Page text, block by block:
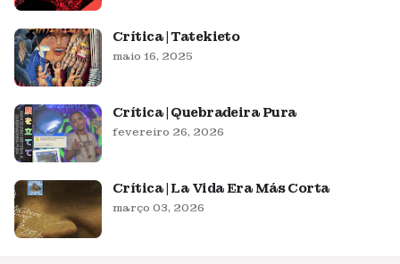
Crítica | Tatekieto
maio 16, 2025
Crítica | Quebradeira Pura
fevereiro 26, 2026
Crítica | La Vida Era Más Corta
março 03, 2026